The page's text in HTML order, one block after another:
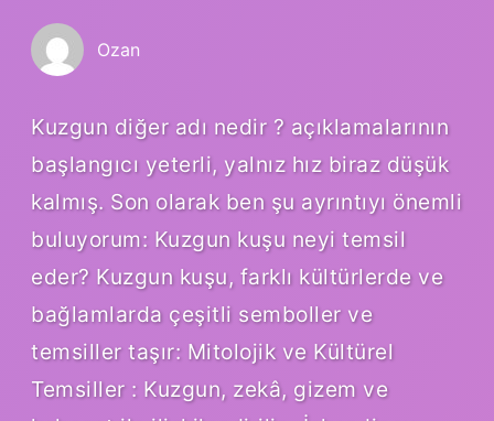
Ozan
Kuzgun diğer adı nedir ? açıklamalarının
başlangıcı yeterli, yalnız hız biraz düşük
kalmış. Son olarak ben şu ayrıntıyı önemli
buluyorum: Kuzgun kuşu neyi temsil
eder? Kuzgun kuşu, farklı kültürlerde ve
bağlamlarda çeşitli semboller ve
temsiller taşır: Mitolojik ve Kültürel
Temsiller : Kuzgun, zekâ, gizem ve